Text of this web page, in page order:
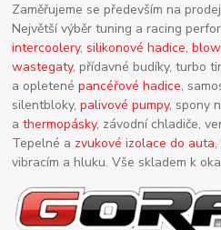
Zaměřujeme se především na
Největší výběr tuning a racing
intercoolery,silikonové hadice,
wastegaty, přídavné budíky, turbo
a opletenépancéřové hadice,
silentbloky,palivové pumpy, spony
athermopásky, závodní chladiče,
Tepelné a zvukové izolace do auta,
vibracím a hluku. Vše skladem k